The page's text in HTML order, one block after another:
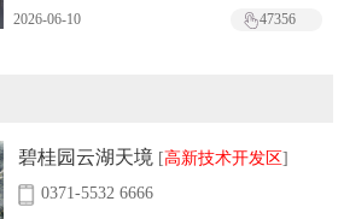
2026-06-10 47356
碧桂园云湖天境 [高新技术开发区]
0371-5532 6666